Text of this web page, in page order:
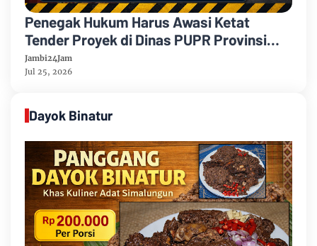
Penegak Hukum Harus Awasi Ketat
Tender Proyek di Dinas PUPR Provinsi
Jambi, Khususnya Dinas PUPR
Kabupaten Bungo
Jambi24Jam
Jul 25, 2026
Dayok Binatur